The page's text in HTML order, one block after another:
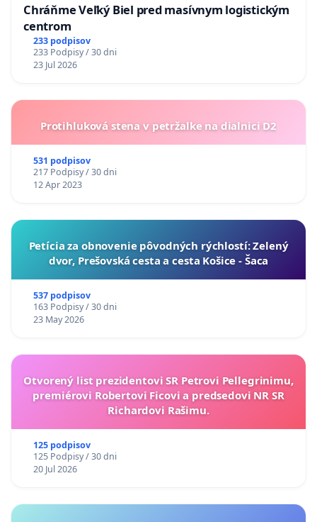
Chráňme Veľký Biel pred masívnym logistickým
centrom
233 podpisov
233 Podpisy / 30 dni
23 Jul 2026
Protihluková stena v petržalke na dialnici D2
531 podpisov
217 Podpisy / 30 dni
12 Apr 2023
​Petícia za obnovenie pôvodných rýchlostí: Zelený
dvor, Prešovská cesta a cesta Košice - Šaca
537 podpisov
163 Podpisy / 30 dni
23 May 2026
Otvorený list prezidentovi SR Petrovi Pellegrinimu,
premiérovi Robertovi Ficovi a predsedovi NR SR
Richardovi Rašimu.
125 podpisov
125 Podpisy / 30 dni
20 Jul 2026